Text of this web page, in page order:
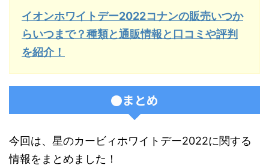
イオンホワイトデー2022コナンの販売いつか
らいつまで？種類と通販情報と口コミや評判
を紹介！
●まとめ
今回は、星のカービィホワイトデー2022に関する
情報をまとめました！